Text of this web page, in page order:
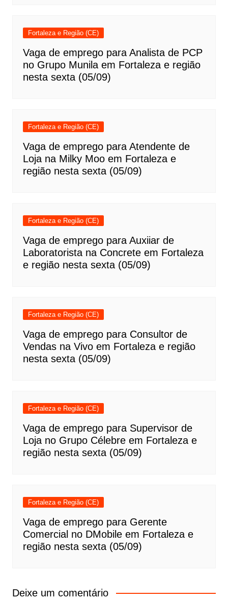
Fortaleza e Região (CE)
Vaga de emprego para Analista de PCP
no Grupo Munila em Fortaleza e região
nesta sexta (05/09)
Fortaleza e Região (CE)
Vaga de emprego para Atendente de
Loja na Milky Moo em Fortaleza e
região nesta sexta (05/09)
Fortaleza e Região (CE)
Vaga de emprego para Auxiiar de
Laboratorista na Concrete em Fortaleza
e região nesta sexta (05/09)
Fortaleza e Região (CE)
Vaga de emprego para Consultor de
Vendas na Vivo em Fortaleza e região
nesta sexta (05/09)
Fortaleza e Região (CE)
Vaga de emprego para Supervisor de
Loja no Grupo Célebre em Fortaleza e
região nesta sexta (05/09)
Fortaleza e Região (CE)
Vaga de emprego para Gerente
Comercial no DMobile em Fortaleza e
região nesta sexta (05/09)
Deixe um comentário